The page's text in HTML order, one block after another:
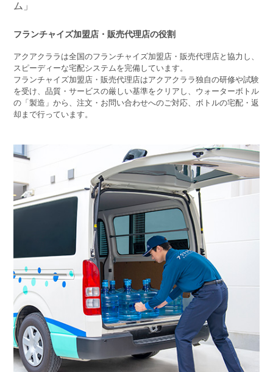
ム」
フランチャイズ加盟店・販売代理店の役割
アクアクララは全国のフランチャイズ加盟店・販売代理店と協力し、
スピーディーな宅配システムを完備しています。
フランチャイズ加盟店・販売代理店はアクアクララ独自の研修や試験
を受け、品質・サービスの厳しい基準をクリアし、ウォーターボトル
の「製造」から、注文・お問い合わせへのご対応、ボトルの宅配・返
却まで行っています。